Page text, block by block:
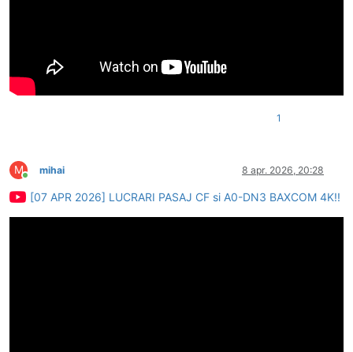
1
M
Conectat
mihai 8 apr. 2026, 20:28
[07 APR 2026] LUCRARI PASAJ CF si A0-DN3 BAXCOM 4K!!